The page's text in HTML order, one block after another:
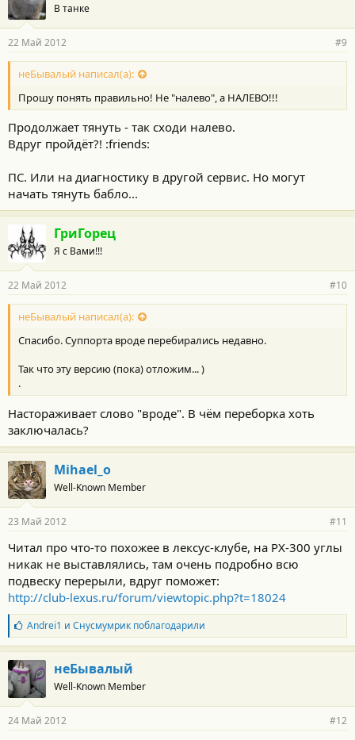
В танке
22 Май 2012 #9
неБывалый написал(а):
Прошу понять правильно! Не "налево", а НАЛЕВО!!!
Продолжает тянуть - так сходи налево.
Вдруг пройдёт?! :friends:
ПС. Или на диагностику в другой сервис. Но могут
начать тянуть бабло...
ГриГорец
Я с Вами!!!
22 Май 2012 #10
неБывалый написал(а):
Спасибо. Суппорта вроде перебирались недавно.
Так что эту версию (пока) отложим... )
.
Настораживает слово "вроде". В чём переборка хоть
заключалась?
Mihael_o
Well-Known Member
23 Май 2012 #11
Читал про что-то похожее в лексус-клубе, на РХ-300 углы
никак не выставлялись, там очень подробно всю
подвеску перерыли, вдруг поможет:
http://club-lexus.ru/forum/viewtopic.php?t=18024
Б
л
а
г
о
д
а
н
Andrei1 и Снусмумрикпоблагодарили
неБывалый
Well-Known Member
24 Май 2012 #12